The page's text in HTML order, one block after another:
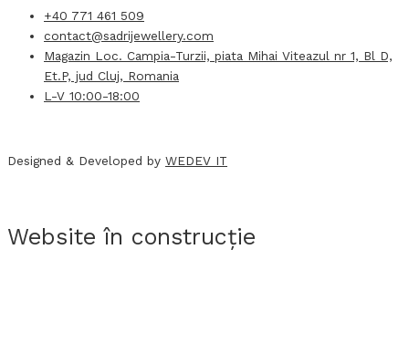
+40 771 461 509
contact@sadrijewellery.com
Magazin Loc. Campia-Turzii, piata Mihai Viteazul nr 1, Bl D,
Et.P, jud Cluj, Romania
L-V 10:00-18:00
Designed & Developed by WEDEV IT
Website în construcție